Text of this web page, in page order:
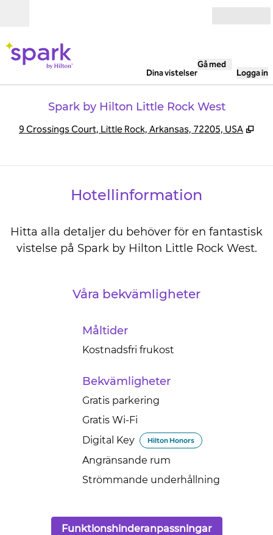
Dina vistelser
Gå med
Logga in
Spark by Hilton Little Rock West
9 Crossings Court, Little Rock, Arkansas, 72205, USA ,
Hotellinformation
Hitta alla detaljer du behöver för en fantastisk
vistelse på Spark by Hilton Little Rock West.
Våra bekvämligheter
Måltider
Kostnadsfri frukost
Bekvämligheter
Gratis parkering
Gratis Wi-Fi
Digital Key
Hilton Honors
Angränsande rum
Strömmande underhållning
Funktionshinderanpassningar